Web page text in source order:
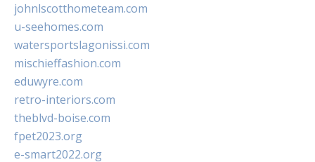
johnlscotthometeam.com
u-seehomes.com
watersportslagonissi.com
mischieffashion.com
eduwyre.com
retro-interiors.com
theblvd-boise.com
fpet2023.org
e-smart2022.org